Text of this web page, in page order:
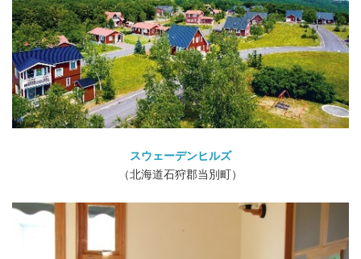
スウェーデンヒルズ
（北海道石狩郡当別町）